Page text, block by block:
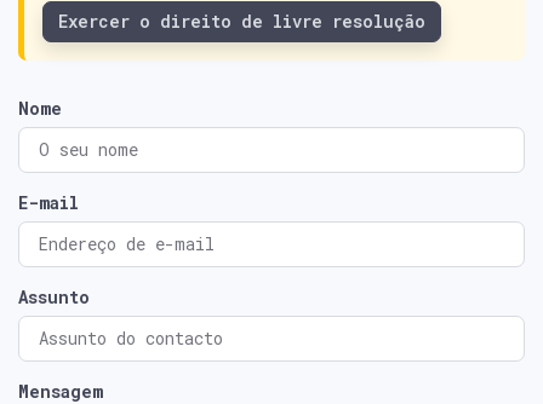
Exercer o direito de livre resolução
Nome
E-mail
Assunto
Mensagem